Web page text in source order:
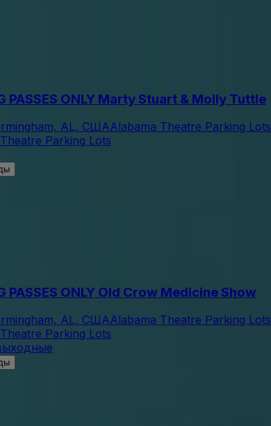
PASSES ONLY Marty Stuart & Molly Tuttle
AL, СШАAlabama Theatre Parking Lots
Parking Lots
PASSES ONLY Old Crow Medicine Show
AL, СШАAlabama Theatre Parking Lots
Parking Lots